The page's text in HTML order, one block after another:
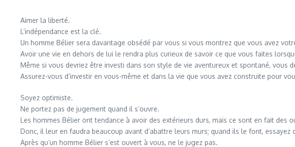
Aimer la liberté.
L’indépendance est la clé.
Un homme Bélier sera davantage obsédé par vous si vous montrez que vous avez
Avoir une vie en dehors de lui le rendra plus curieux de savoir ce que vous faites
Même si vous devriez être investi dans son style de vie aventureux et spontané, vous
Assurez-vous d’investir en vous-même et dans la vie que vous avez construite pour
Soyez optimiste.
Ne portez pas de jugement quand il s’ouvre.
Les hommes Bélier ont tendance à avoir des extérieurs durs, mais ce sont en fait des
Donc, il leur en faudra beaucoup avant d’abattre leurs murs; quand ils le font, essayez
Après qu’un homme Bélier s’est ouvert à vous, ne le jugez pas.